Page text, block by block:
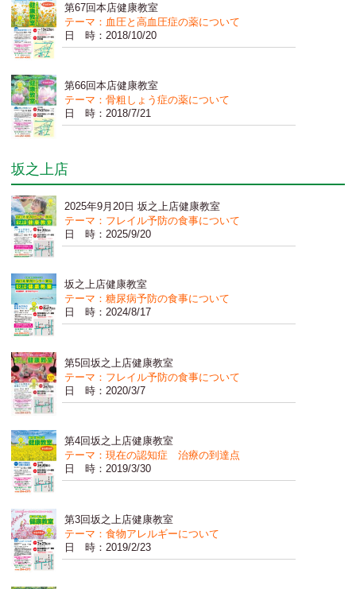
第67回本店健康教室
テーマ：血圧と高血圧症の薬について
日 時：2018/10/20
第66回本店健康教室
テーマ：骨粗しょう症の薬について
日 時：2018/7/21
坂之上店
2025年9月20日 坂之上店健康教室
テーマ：フレイル予防の食事について
日 時：2025/9/20
坂之上店健康教室
テーマ：糖尿病予防の食事について
日 時：2024/8/17
第5回坂之上店健康教室
テーマ：フレイル予防の食事について
日 時：2020/3/7
第4回坂之上店健康教室
テーマ：現在の認知症 治療の到達点
日 時：2019/3/30
第3回坂之上店健康教室
テーマ：食物アレルギーについて
日 時：2019/2/23